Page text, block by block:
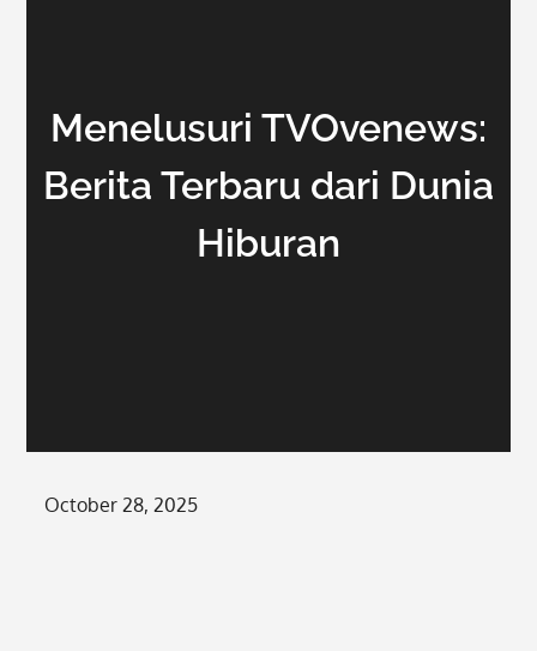
Menelusuri TVOvenews:
Berita Terbaru dari Dunia
Hiburan
Posted
October 28, 2025